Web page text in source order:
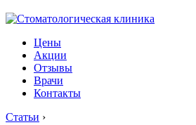
Цены
Акции
Отзывы
Врачи
Контакты
Статьи ›